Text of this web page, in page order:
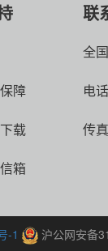
障
载
箱
联
全
电
传
-1 沪公网安备